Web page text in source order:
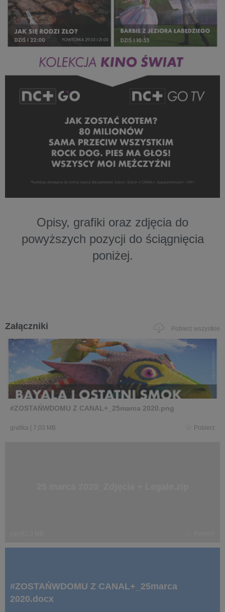
Opisy, grafiki oraz zdjęcia do
powyższych pozycji do ściągnięcia
poniżej.
Załączniki Pobierz wszystkie
#ZOSTAŃWDOMU Z CANAL+_25marca 2020.png
grafika 7,03 MB Pobierz
#ZOSTAŃWDOMU Z CANAL+_25marca
2020.docx